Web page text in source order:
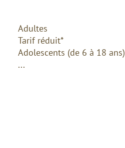
Adultes
Tarif réduit*
Adolescents (de 6 à 18 ans)
...